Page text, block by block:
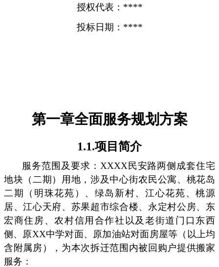
授权代表：****
投标日期：****
第一章全面服务规划方案
1.1.项目简介
服务范围及要求：XXXX民安路两侧成套住宅
地块（二期）用地，涉及中心街农民公寓、桃花岛
二期（明珠花苑）、绿岛新村、江心花苑、桃源
居、江心天府、苏果超市综合楼、永定村公房、东
宏商住房、农村信用合作社以及老街道门口东西
侧、原XX中学对面、原加油站对面房屋等（以上均
含附属房），为本次拆迁范围内被回购户提供搬家
服务：